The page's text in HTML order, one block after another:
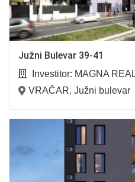
Južni Bulevar 39-41
Investitor: MAGNA
VRAČAR, Južni bulevar